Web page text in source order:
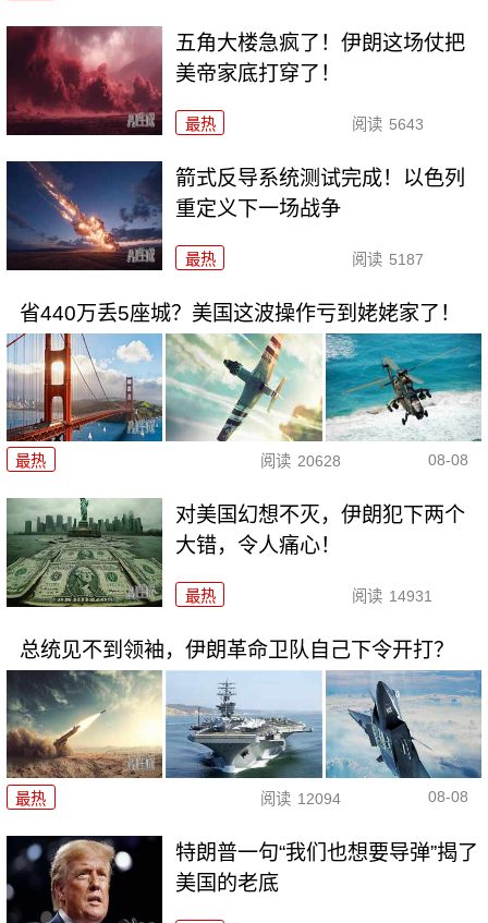
五角大楼急疯了！伊朗这场仗把
美帝家底打穿了！
最热 阅读 5643
箭式反导系统测试完成！以色列
重定义下一场战争
最热 阅读 5187
省440万丢5座城？美国这波操作亏到姥姥家了！
最热 阅读 20628 08-08
对美国幻想不灭，伊朗犯下两个
大错，令人痛心！
最热 阅读 14931
总统见不到领袖，伊朗革命卫队自己下令开打？
最热 阅读 12094 08-08
特朗普一句“我们也想要导弹”揭了
美国的老底